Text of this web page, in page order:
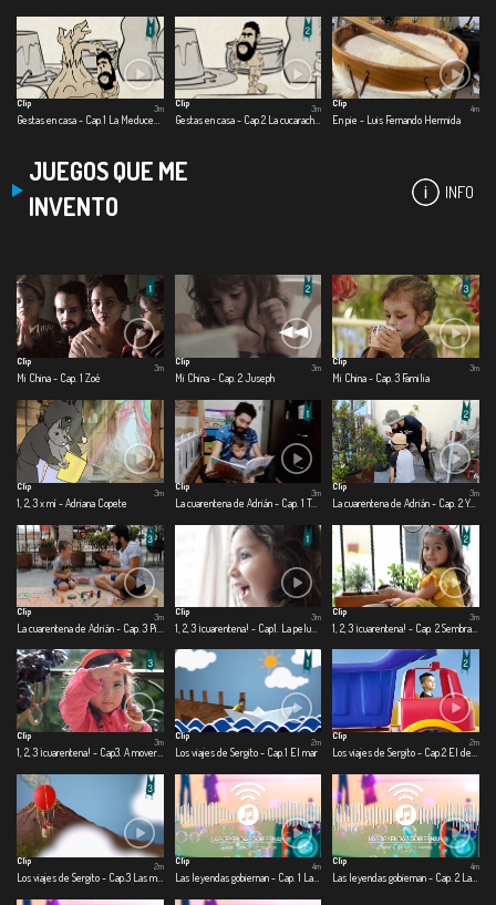
Clip
3m
Clip
Gestas en casa - Cap.2 La cucaracha dragón
3m
Clip
En pie - Luis Fernando Hermida
4m
JUEGOS QUE ME
INVENTO
INFO
Clip
Mi China - Cap. 1 Zoé
3m
Clip
Mi China - Cap. 2 Juseph
3m
Clip
Mi China - Cap. 3 Familia
3m
Clip
1, 2, 3 x mí - Adriana Copete
3m
Clip
La cuarentena de Adrián - Cap. 1 Te cuido, me cuido
3m
Clip
La cuarentena de Adrián - Cap. 2 Yo quiero ser
3m
Clip
3m
Clip
1, 2, 3 ¡cuarentena! - Cap1. La peluquería
3m
Clip
3m
Clip
3m
Clip
Los viajes de Sergito - Cap.1 El mar
2m
Clip
2m
Clip
2m
Clip
Las leyendas gobiernan - Cap. 1 Las leyendas gobiernan
4m
Clip
4m